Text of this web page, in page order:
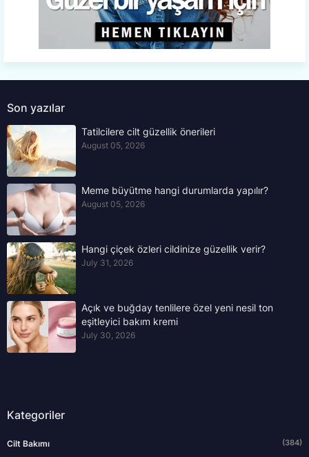
Son yazılar
Tatilcilere cilt güzellik önerileri
August 05, 2026
Meme büyütme hangi durumlarda yapılır?
August 05, 2026
Hangi çiçek özleri cildinize güzellik verir?
July 31, 2026
Açık ve buğday tenlilere özel yeni nesil ton
eşitleyici bakım kremi
July 30, 2026
Kategoriler
Cilt Bakımı (384)